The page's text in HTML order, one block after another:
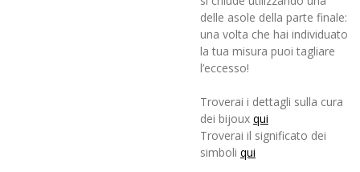
delle asole della parte finale:
una volta che hai individuato
la tua misura puoi tagliare
l’eccesso!
Troverai i dettagli sulla cura
dei bijoux qui
Troverai il significato dei
simboli qui